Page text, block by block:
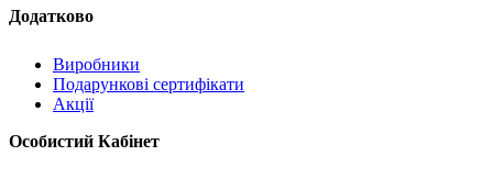
Додатково
Виробники
Подарункові сертифікати
Акції
Особистий Кабінет